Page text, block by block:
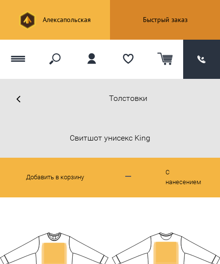
Алексапольская Быстрый заказ
Толстовки
С
нанесением
Свитшот унисекс King
Добавить в корзину